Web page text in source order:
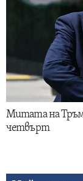
Митата на
четвърт